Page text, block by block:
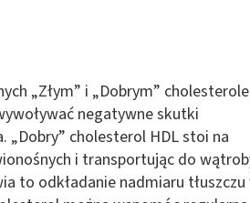
„Złym” i „Dobrym”
negatywne skutki
cholesterol HDL stoi na
i transportując do
to odkładanie nadmiaru tłuszczu